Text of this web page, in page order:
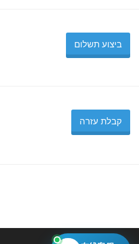
ביצוע תשלום
קבלת עזרה